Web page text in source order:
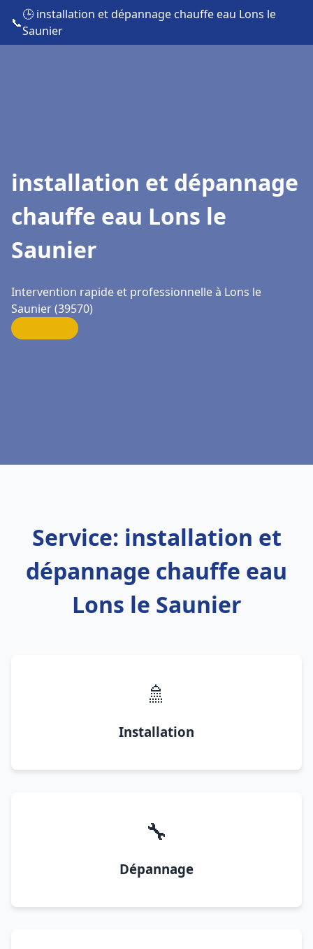
📞
🕒 installation et dépannage chauffe eau Lons le
Saunier
installation et dépannage
chauffe eau Lons le
Saunier
Intervention rapide et professionnelle à Lons le
Saunier (39570)
Service: installation et
dépannage chauffe eau
Lons le Saunier
🚿
Installation
🔧
Dépannage